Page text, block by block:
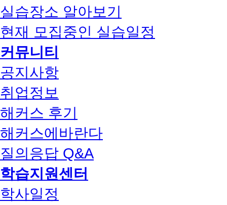
실습장소 알아보기
현재 모집중인 실습일정
커뮤니티
공지사항
취업정보
해커스 후기
해커스에바란다
질의응답 Q&A
학습지원센터
학사일정